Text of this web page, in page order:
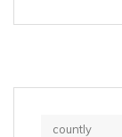
countly